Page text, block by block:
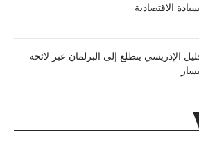
الاقتصادية
الإدريسي يتطلع إلى البرلمان عبر لائحة